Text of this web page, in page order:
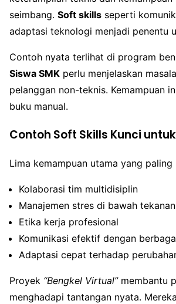
seimbang. Soft skills seperti
adaptasi teknologi menjadi penentu
Contoh nyata terlihat di program
Siswa SMK perlu menjelaskan
pelanggan non-teknis. Kemampuan
buku manual.
Contoh Soft Skills Kunci
Lima kemampuan utama yang
Kolaborasi tim multidisiplin
Manajemen stres di bawah tekanan
Etika kerja profesional
Komunikasi efektif dengan
Adaptasi cepat terhadap
Proyek “Bengkel Virtual”membantu
menghadapi tantangan nyata.